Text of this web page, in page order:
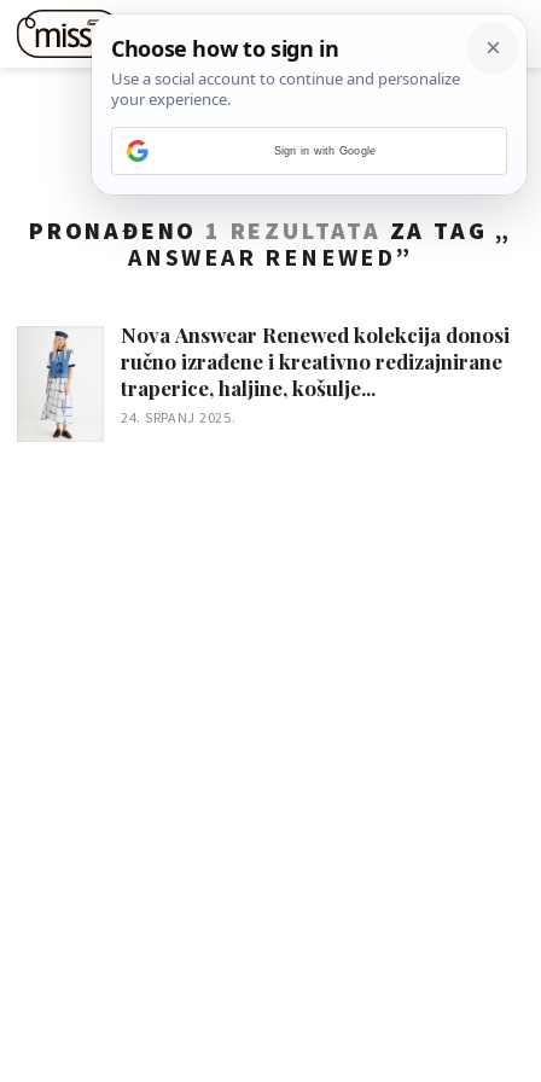
PRONAĐENO 1 REZULTATA ZA TAG „
ANSWEAR RENEWED ”
Nova Answear Renewed kolekcija donosi
ručno izrađene i kreativno redizajnirane
traperice, haljine, košulje...
24. SRPANJ 2025.
Sign in with Google